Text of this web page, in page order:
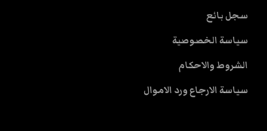
سجل بائع
سياسة الخصوصية
الشروط والاحكام
سياسة الارجاع ورد الاموال